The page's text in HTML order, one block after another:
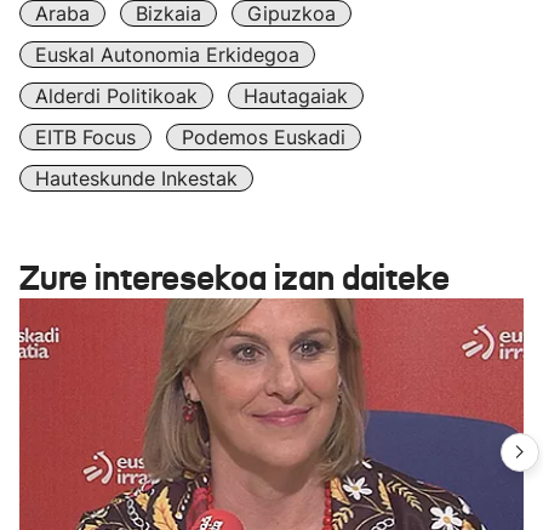
Araba
Bizkaia
Gipuzkoa
Euskal Autonomia Erkidegoa
Alderdi Politikoak
Hautagaiak
EITB Focus
Podemos Euskadi
Hauteskunde Inkestak
Zure interesekoa izan daiteke